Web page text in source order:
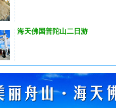
海天佛国普陀山二日游